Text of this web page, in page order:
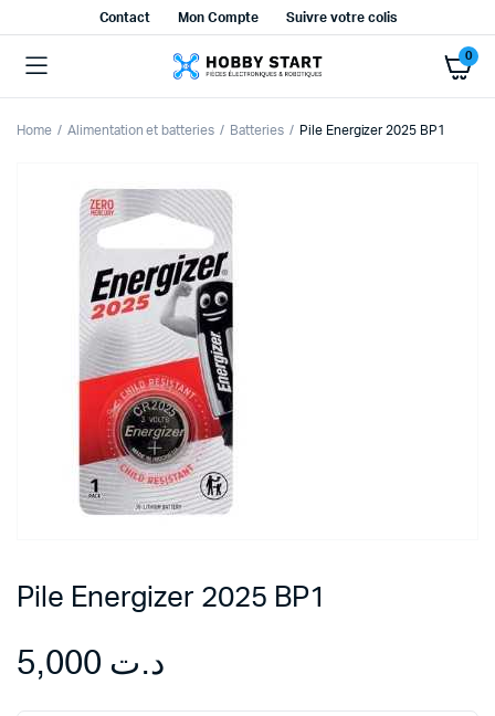
Contact Mon Compte Suivre votre colis
0
Home Alimentation et batteries Batteries Pile Energizer 2025 BP1
Pile Energizer 2025 BP1
د.ت